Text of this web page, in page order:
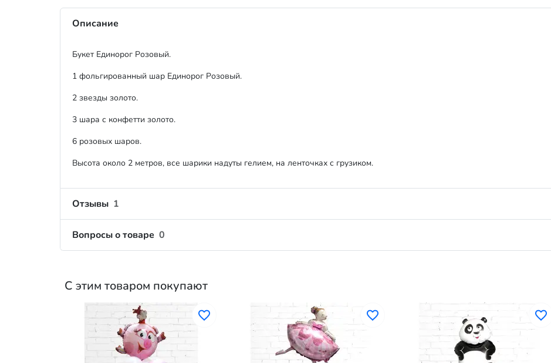
Описание
Букет Единорог Розовый.
1 фольгированный шар Единорог Розовый.
2 звезды золото.
3 шара с конфетти золото.
6 розовых шаров.
Высота около 2 метров, все шарики надуты гелием, на ленточках с грузиком.
Отзывы 1
Вопросы о товаре 0
С этим товаром покупают